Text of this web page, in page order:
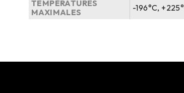
TEMPÉRATURES
MAXIMALES
-196°C,